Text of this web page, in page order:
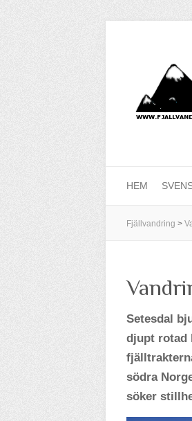
HEM
Fjällvandring >
Setesdal
djupt rotad
södra
söker